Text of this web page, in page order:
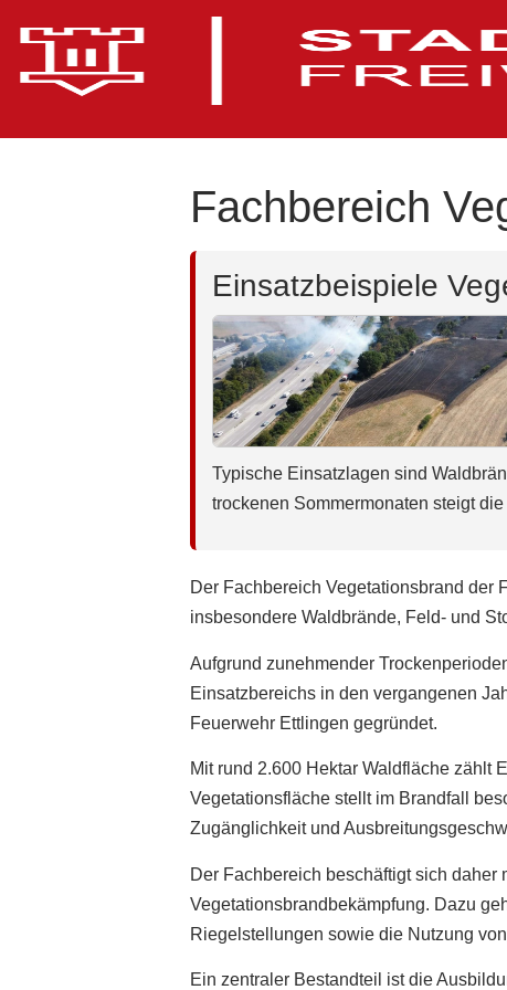
Fachbereich
Einsatzbeispiele
Typische Einsatzlagen sind
trockenen Sommermonaten steigt
Der Fachbereich Vegetationsbrand der
insbesondere Waldbrände, Feld- und
Aufgrund zunehmender
Einsatzbereichs in den vergangenen
Feuerwehr Ettlingen gegründet.
Mit rund 2.600 Hektar Waldfläche zählt
Vegetationsfläche stellt im Brandfall
Zugänglichkeit und
Der Fachbereich beschäftigt sich
Vegetationsbrandbekämpfung. Dazu
Riegelstellungen sowie die Nutzung
Ein zentraler Bestandteil ist die